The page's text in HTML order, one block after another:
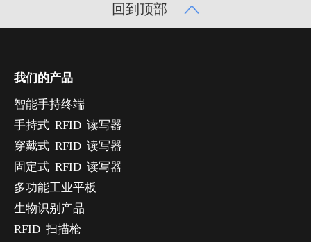
回到顶部
我们的产品
智能手持终端
手持式 RFID 读写器
穿戴式 RFID 读写器
固定式 RFID 读写器
多功能工业平板
生物识别产品
RFID 扫描枪